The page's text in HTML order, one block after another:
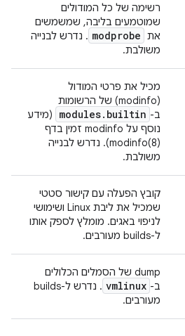
רשימה של כל המודולים
שמוטמעים בליבה, שמשמשים
את modprobe . נדרש לבנייה
משולבת.
מכיל את פרטי המודול
(modinfo) של הרשומות
ב-
modules. builtin
(מידע
נוסף על modinfo זמין בדף
modinfo(8)). נדרש לבנייה
משולבת.
קובץ הפעלה עם קישור סטטי
שמכיל את ליבת Linux ושימושי
לניפוי באגים. מומלץ לספק אותו
ל-builds מעורבים.
‫dump של הסמלים הכלולים
ב- vmlinux
. נדרש ל-builds
מעורבים.